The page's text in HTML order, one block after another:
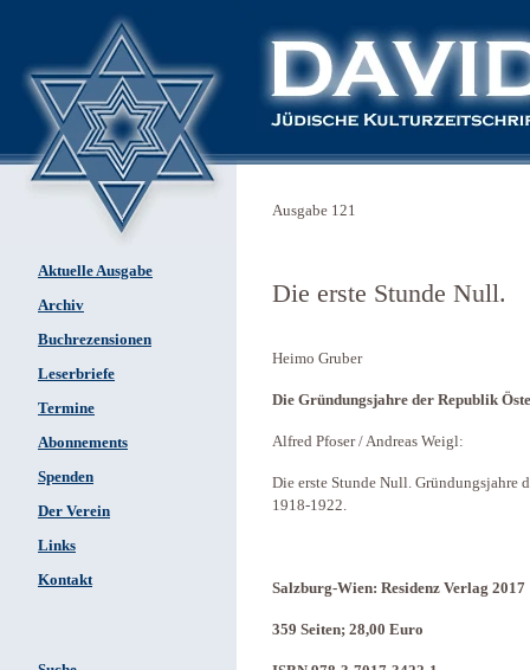
Aktuelle Ausgabe
Archiv
Buchrezensionen
Leserbriefe
Termine
Abonnements
Spenden
Der Verein
Links
Kontakt
Ausgabe 121
Die erste Stunde Null.
Heimo Gruber
Die Gründungsjahre der Republik
Alfred Pfoser / Andreas Weigl:
Die erste Stunde Null. Gründungsjahre
1918-1922.
Salzburg-Wien: Residenz Verlag 2017
359 Seiten; 28,00 Euro